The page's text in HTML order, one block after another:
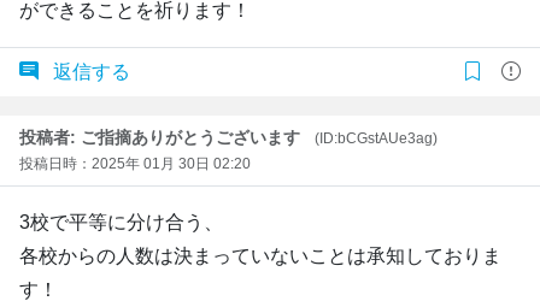
ができることを祈ります！
返信する
投稿者: ご指摘ありがとうございます
(ID:bCGstAUe3ag)
投稿日時：2025年 01月 30日 02:20
3校で平等に分け合う、
各校からの人数は決まっていないことは承知しておりま
す！